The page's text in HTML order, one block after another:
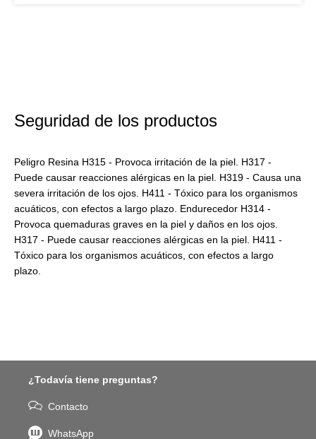
Seguridad de los productos
Peligro Resina H315 - Provoca irritación de la piel. H317 -
Puede causar reacciones alérgicas en la piel. H319 - Causa una
severa irritación de los ojos. H411 - Tóxico para los organismos
acuáticos, con efectos a largo plazo. Endurecedor H314 -
Provoca quemaduras graves en la piel y daños en los ojos.
H317 - Puede causar reacciones alérgicas en la piel. H411 -
Tóxico para los organismos acuáticos, con efectos a largo
plazo.
¿Todavía tiene preguntas?
Contacto
WhatsApp